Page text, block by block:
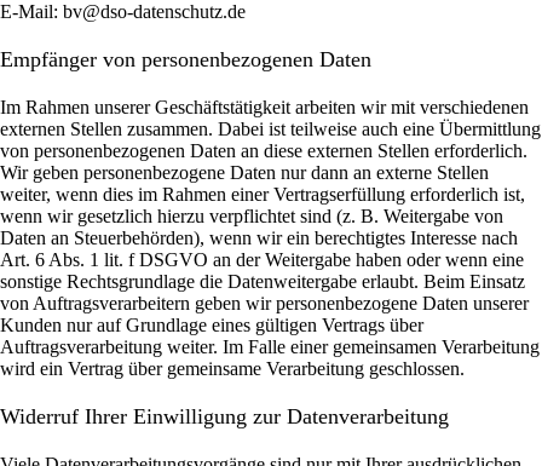
E-Mail: bv@dso-datenschutz.de
Empfänger von personenbezogenen Daten
Im Rahmen unserer Geschäftstätigkeit arbeiten wir mit verschiedenen
externen Stellen zusammen. Dabei ist teilweise auch eine Übermittlung
von personenbezogenen Daten an diese externen Stellen erforderlich.
Wir geben personenbezogene Daten nur dann an externe Stellen
weiter, wenn dies im Rahmen einer Vertragserfüllung erforderlich ist,
wenn wir gesetzlich hierzu verpflichtet sind (z. B. Weitergabe von
Daten an Steuerbehörden), wenn wir ein berechtigtes Interesse nach
Art. 6 Abs. 1 lit. f DSGVO an der Weitergabe haben oder wenn eine
sonstige Rechtsgrundlage die Datenweitergabe erlaubt. Beim Einsatz
von Auftragsverarbeitern geben wir personenbezogene Daten unserer
Kunden nur auf Grundlage eines gültigen Vertrags über
Auftragsverarbeitung weiter. Im Falle einer gemeinsamen Verarbeitung
wird ein Vertrag über gemeinsame Verarbeitung geschlossen.
Widerruf Ihrer Einwilligung zur Datenverarbeitung